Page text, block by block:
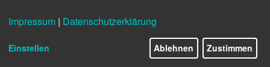
Impressum | Datenschutzerklärung
Einstellen Ablehnen Zustimmen